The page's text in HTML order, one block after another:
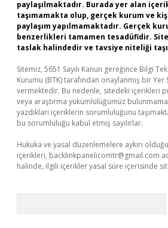
paylaşılmaktadır. Burada yer alan
taşımamakta olup, gerçek kurum ve
paylaşım yapılmamaktadır. Gerçek
benzerlikleri tamamen tesadüfidir.
taslak halindedir ve tavsiye niteliği
Sitemiz, 5651 Sayılı Kanun gereğince Bilgi
Kurumu (BTK) tarafından onaylanmış bir Yer
vermektedir. Bu nedenle, sitedeki içerikleri
veya araştırma yükümlülüğümüz
yazdıkları içeriklerin sorumluluğunu
bu sorumluluğu kabul etmiş sayılırlar.
Hukuka ve yasal düzenlemelere aykırı
içerikleri, backlinkpanelicomtr@gmail.com
halinde, ilgili içerikler yasal süre içerisinde